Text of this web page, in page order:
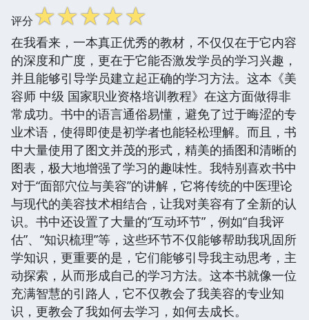
评分☆☆☆☆☆
在我看来，一本真正优秀的教材，不仅仅在于它内容
的深度和广度，更在于它能否激发学员的学习兴趣，
并且能够引导学员建立起正确的学习方法。这本《美
容师 中级 国家职业资格培训教程》在这方面做得非
常成功。书中的语言通俗易懂，避免了过于晦涩的专
业术语，使得即使是初学者也能轻松理解。而且，书
中大量使用了图文并茂的形式，精美的插图和清晰的
图表，极大地增强了学习的趣味性。我特别喜欢书中
对于“面部穴位与美容”的讲解，它将传统的中医理论
与现代的美容技术相结合，让我对美容有了全新的认
识。书中还设置了大量的“互动环节”，例如“自我评
估”、“知识梳理”等，这些环节不仅能够帮助我巩固所
学知识，更重要的是，它们能够引导我主动思考，主
动探索，从而形成自己的学习方法。这本书就像一位
充满智慧的引路人，它不仅教会了我美容的专业知
识，更教会了我如何去学习，如何去成长。